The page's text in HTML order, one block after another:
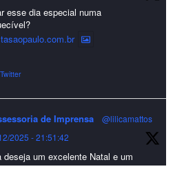
de Fibras Artificiais e
Revista Química e Derivados, na
#EconomiaCircular #Abrafas
esse dia especial numa
Twitter
de Imprensa
@lilicamattos
2025 - 21:51:42
um excelente Natal e um
e realizações para todos